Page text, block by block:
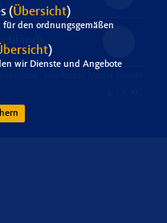
(Übersicht)
für den ordnungsgemäßen
)
wir Dienste und Angebote